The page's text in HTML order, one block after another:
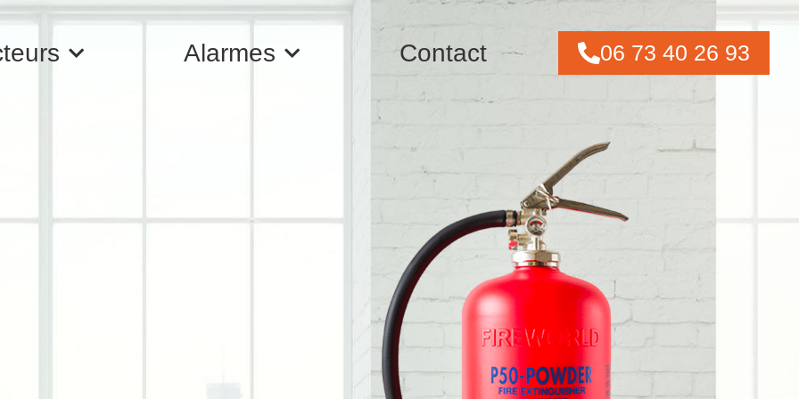
Alarmes Contact 06 73 40 26 93